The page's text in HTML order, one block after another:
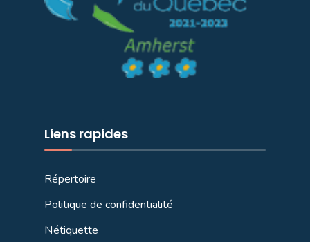
Liens rapides
Répertoire
Politique de confidentialité
Nétiquette